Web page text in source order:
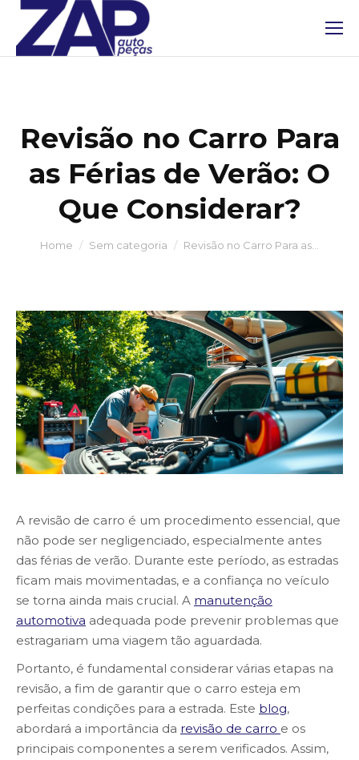
Revisão no Carro Para
as Férias de Verão: O
Que Considerar?
You are here:
Home Sem categoria Revisão no Carro Para as…
A revisão de carro é um procedimento essencial, que
não pode ser negligenciado, especialmente antes
das férias de verão. Durante este período, as estradas
ficam mais movimentadas, e a confiança no veículo
se torna ainda mais crucial. A manutenção
automotiva adequada pode prevenir problemas que
estragariam uma viagem tão aguardada.
Portanto, é fundamental considerar várias etapas na
revisão, a fim de garantir que o carro esteja em
perfeitas condições para a estrada. Este blog,
abordará a importância da revisão de carro e os
principais componentes a serem verificados. Assim,